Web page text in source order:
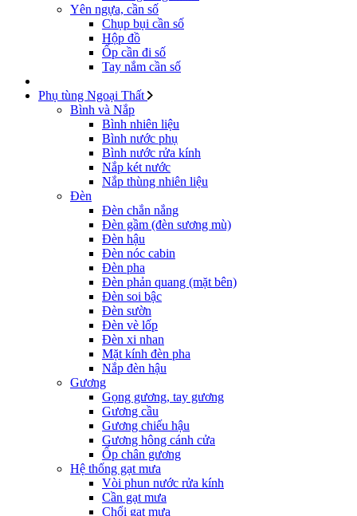
Yên ngựa, cần số
Chụp bụi cần số
Hộp đồ
Ốp cần đi số
Tay nắm cần số
Phụ tùng Ngoại Thất
Bình và Nắp
Bình nhiên liệu
Bình nước phụ
Bình nước rửa kính
Nắp két nước
Nắp thùng nhiên liệu
Đèn
Đèn chắn nắng
Đèn gầm (đèn sương mù)
Đèn hậu
Đèn nóc cabin
Đèn pha
Đèn phản quang (mặt bên)
Đèn soi bậc
Đèn sườn
Đèn vè lốp
Đèn xi nhan
Mặt kính đèn pha
Nắp đèn hậu
Gương
Gọng gương, tay gương
Gương cầu
Gương chiếu hậu
Gương hông cánh cửa
Ốp chân gương
Hệ thống gạt mưa
Vòi phun nước rửa kính
Cần gạt mưa
Chổi gạt mưa